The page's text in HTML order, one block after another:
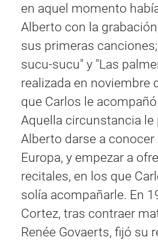
en aquel momento
Alberto con la
sus primeras canciones;
sucu-sucu" y "Las
realizada en noviembre
que Carlos le
Aquella circunstancia le
Alberto darse a conocer
Europa, y empezar a
recitales, en los que
solía acompañarle. En
Cortez, tras contraer
Renée Govaerts, fijó su